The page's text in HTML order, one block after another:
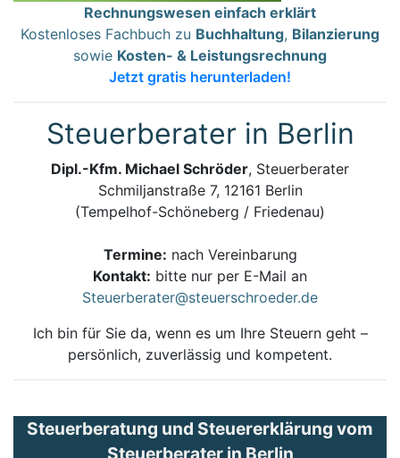
Rechnungswesen einfach erklärt
Kostenloses Fachbuch zu Buchhaltung, Bilanzierung
sowie Kosten- & Leistungsrechnung
Jetzt gratis herunterladen!
Steuerberater in Berlin
Dipl.-Kfm. Michael Schröder, Steuerberater
Schmiljanstraße 7, 12161 Berlin
(Tempelhof-Schöneberg / Friedenau)
Termine: nach Vereinbarung
Kontakt: bitte nur per E-Mail an
Steuerberater@steuerschroeder.de
Ich bin für Sie da, wenn es um Ihre Steuern geht –
persönlich, zuverlässig und kompetent.
Steuerberatung und Steuererklärung vom
Steuerberater in Berlin